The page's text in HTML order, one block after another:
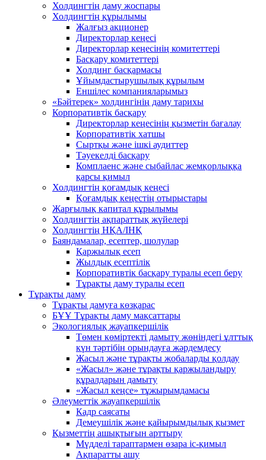
Холдингтің даму жоспары
Холдингтің құрылымы
Жалғыз акционер
Директорлар кеңесі
Директорлар кеңесінің комитеттері
Басқару комитеттері
Холдинг басқармасы
Ұйымдастырушылық құрылым
Еншілес компанияларымыз
«Бәйтерек» холдингінің даму тарихы
Корпоративтік басқару
Директорлар кеңесінің қызметін бағалау
Корпоративтік хатшы
Сыртқы және ішкі аудиттер
Тәуекелді басқару
Комплаенс және сыбайлас жемқорлыққа
қарсы қимыл
Холдингтің қоғамдық кеңесі
Қоғамдық кеңестің отырыстары
Жарғылық капитал құрылымы
Холдингтің ақпараттық жүйелері
Холдингтің НҚА/ІНҚ
Баяндамалар, есептер, шолулар
Қаржылық есеп
Жылдық есептілік
Корпоративтік басқару туралы есеп беру
Тұрақты даму туралы есеп
Тұрақты даму
Тұрақты дамуға көзқарас
БҰҰ Тұрақты даму мақсаттары
Экологиялық жауапкершілік
Төмен көміртекті дамыту жөніндегі ұлттық
күн тәртібін орындауға жәрдемдесу
Жасыл және тұрақты жобаларды қолдау
«Жасыл» және тұрақты қаржыландыру
құралдарын дамыту
«Жасыл кеңсе» тұжырымдамасы
Әлеуметтік жауапкершілік
Кадр саясаты
Демеушілік және қайырымдылық қызмет
Қызметтің ашықтығын арттыру
Мүдделі тараптармен өзара іс-қимыл
Ақпаратты ашу